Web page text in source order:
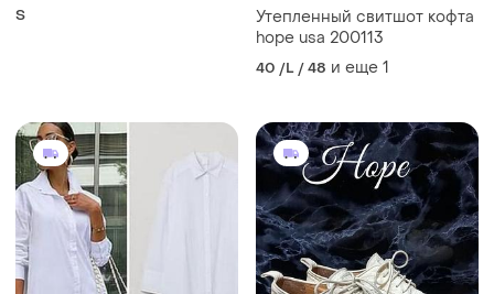
S
Утепленный свитшот кофта
hope usa 200113
40 /L / 48 и еще 1